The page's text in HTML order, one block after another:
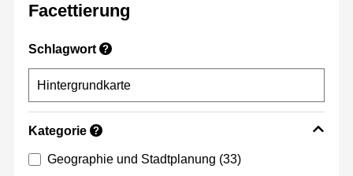
Facettierung
Schlagwort ?
Kategorie ?
Geographie und Stadtplanung (33)